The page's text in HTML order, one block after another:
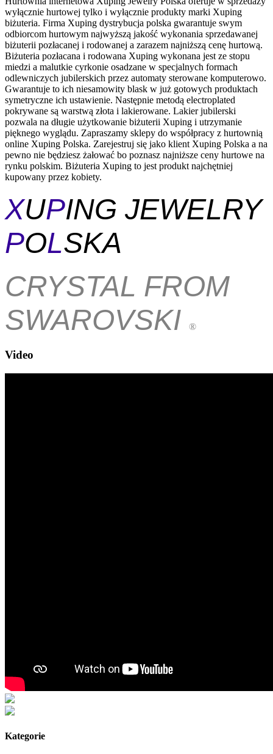
wyłącznie hurtowej tylko i wyłącznie produkty marki Xuping
biżuteria. Firma Xuping dystrybucja polska gwarantuje swym
odbiorcom hurtowym najwyższą jakość wykonania sprzedawanej
biżuterii pozłacanej i rodowanej a zarazem najniższą cenę hurtową.
Biżuteria pozłacana i rodowana Xuping wykonana jest ze stopu
miedzi a malutkie cyrkonie osadzane w specjalnych formach
odlewniczych jubilerskich przez automaty sterowane komputerowo.
Gwarantuje to ich niesamowity blask w już gotowych produktach
symetryczne ich ustawienie. Następnie metodą electroplated
pokrywane są warstwą złota i lakierowane. Lakier jubilerski
pozwala na długie użytkowanie biżuterii Xuping i utrzymanie
pięknego wyglądu. Zapraszamy sklepy do współpracy z hurtownią
online Xuping Polska. Zarejestruj się jako klient Xuping Polska a na
pewno nie będziesz żałować bo poznasz najniższe ceny hurtowe na
rynku polskim. Biżuteria Xuping to jest produkt najchętniej
kupowany przez kobiety.
XUPING JEWELRY
POLSKA
CRYSTAL FROM
SWAROVSKI
®
Video
Kategorie